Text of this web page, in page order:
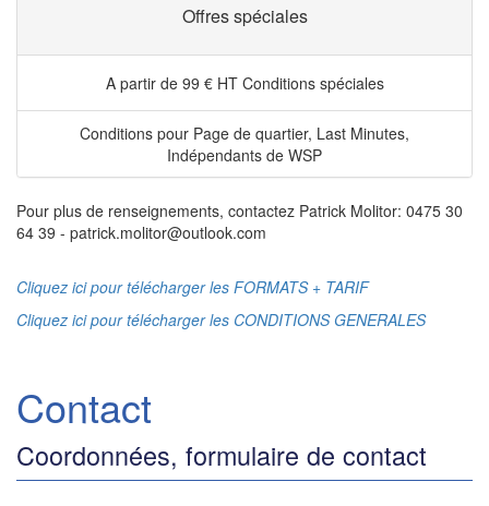
Offres spéciales
A partir de 99 € HT Conditions spéciales
Conditions pour Page de quartier, Last Minutes,
Indépendants de WSP
Pour plus de renseignements, contactez Patrick Molitor: 0475 30
64 39 - patrick.molitor@outlook.com
Cliquez ici pour télécharger les FORMATS + TARIF
Cliquez ici pour télécharger les CONDITIONS GENERALES
Contact
Coordonnées, formulaire de contact